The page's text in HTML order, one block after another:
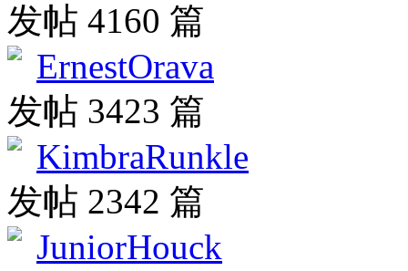
发帖 4160 篇
ErnestOrava
发帖 3423 篇
KimbraRunkle
发帖 2342 篇
JuniorHouck